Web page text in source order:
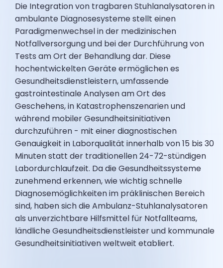
Die Integration von tragbaren Stuhlanalysatoren in
ambulante Diagnosesysteme stellt einen
Paradigmenwechsel in der medizinischen
Notfallversorgung und bei der Durchführung von
Tests am Ort der Behandlung dar. Diese
hochentwickelten Geräte ermöglichen es
Gesundheitsdienstleistern, umfassende
gastrointestinale Analysen am Ort des
Geschehens, in Katastrophenszenarien und
während mobiler Gesundheitsinitiativen
durchzuführen - mit einer diagnostischen
Genauigkeit in Laborqualität innerhalb von 15 bis 30
Minuten statt der traditionellen 24-72-stündigen
Labordurchlaufzeit. Da die Gesundheitssysteme
zunehmend erkennen, wie wichtig schnelle
Diagnosemöglichkeiten im präklinischen Bereich
sind, haben sich die Ambulanz-Stuhlanalysatoren
als unverzichtbare Hilfsmittel für Notfallteams,
ländliche Gesundheitsdienstleister und kommunale
Gesundheitsinitiativen weltweit etabliert.